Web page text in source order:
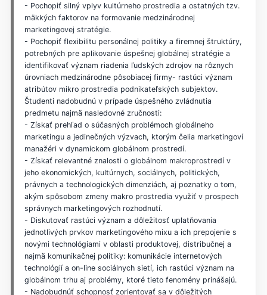
- Pochopiť silný vplyv kultúrneho prostredia a ostatných tzv.
mäkkých faktorov na formovanie medzinárodnej
marketingovej stratégie.
- Pochopiť flexibilitu personálnej politiky a firemnej štruktúry,
potrebných pre aplikovanie úspešnej globálnej stratégie a
identifikovať význam riadenia ľudských zdrojov na rôznych
úrovniach medzinárodne pôsobiacej firmy- rastúci význam
atribútov mikro prostredia podnikateľských subjektov.
Študenti nadobudnú v prípade úspešného zvládnutia
predmetu najmä nasledovné zručnosti:
- Získať prehľad o súčasných problémoch globálneho
marketingu a jedinečných výzvach, ktorým čelia marketingoví
manažéri v dynamickom globálnom prostredí.
- Získať relevantné znalosti o globálnom makroprostredí v
jeho ekonomických, kultúrnych, sociálnych, politických,
právnych a technologických dimenziách, aj poznatky o tom,
akým spôsobom zmeny makro prostredia využiť v prospech
správnych marketingových rozhodnutí.
- Diskutovať rastúci význam a dôležitosť uplatňovania
jednotlivých prvkov marketingového mixu a ich prepojenie s
novými technológiami v oblasti produktovej, distribučnej a
najmä komunikačnej politiky: komunikácie internetových
technológií a on-line sociálnych sietí, ich rastúci význam na
globálnom trhu aj problémy, ktoré tieto fenomény prinášajú.
- Nadobudnúť schopnosť zorientovať sa v dôležitých